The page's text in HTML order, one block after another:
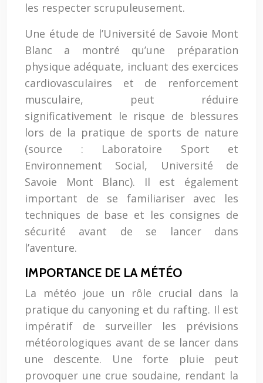
les respecter scrupuleusement.
Une étude de l’Université de Savoie Mont
Blanc a montré qu’une préparation
physique adéquate, incluant des exercices
cardiovasculaires et de renforcement
musculaire, peut réduire
significativement le risque de blessures
lors de la pratique de sports de nature
(source : Laboratoire Sport et
Environnement Social, Université de
Savoie Mont Blanc). Il est également
important de se familiariser avec les
techniques de base et les consignes de
sécurité avant de se lancer dans
l’aventure.
IMPORTANCE DE LA MÉTÉO
La météo joue un rôle crucial dans la
pratique du canyoning et du rafting. Il est
impératif de surveiller les prévisions
météorologiques avant de se lancer dans
une descente. Une forte pluie peut
provoquer une crue soudaine, rendant la